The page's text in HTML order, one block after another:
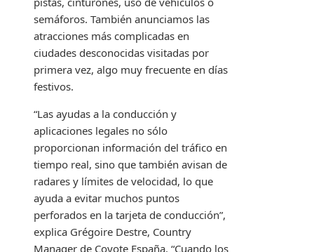
semáforos. También anunciamos las
atracciones más complicadas en
ciudades desconocidas visitadas por
primera vez, algo muy frecuente en días
festivos.
“Las ayudas a la conducción y
aplicaciones legales no sólo
proporcionan información del tráfico en
tiempo real, sino que también avisan de
radares y límites de velocidad, lo que
ayuda a evitar muchos puntos
perforados en la tarjeta de conducción”,
explica Grégoire Destre, Country
Manager de Coyote España. “Cuando los